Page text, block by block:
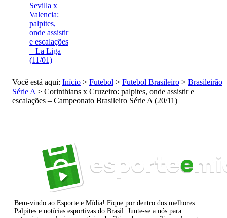
Sevilla x
Valencia:
palpites,
onde assistir
e escalações
– La Liga
(11/01)
Você está aqui: Início > Futebol > Futebol Brasileiro > Brasileirão
Série A > Corinthians x Cruzeiro: palpites, onde assistir e
escalações – Campeonato Brasileiro Série A (20/11)
Bem-vindo ao Esporte e Mídia! Fique por dentro dos melhores
Palpites e notícias esportivas do Brasil. Junte-se a nós para